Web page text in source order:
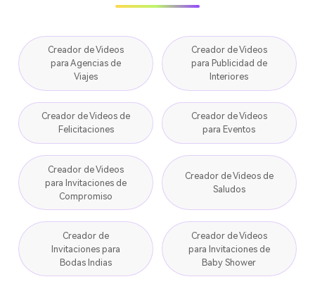
Creador de Videos
para Agencias de
Viajes
Creador de Videos
para Publicidad de
Interiores
Creador de Videos de
Felicitaciones
Creador de Videos
para Eventos
Creador de Videos
para Invitaciones de
Compromiso
Creador de Videos de
Saludos
Creador de
Invitaciones para
Bodas Indias
Creador de Videos
para Invitaciones de
Baby Shower